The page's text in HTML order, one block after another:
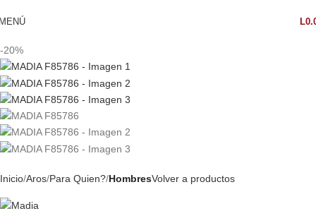
L
-20%
Inicio Aros Para Quien? HombresVolver a productos